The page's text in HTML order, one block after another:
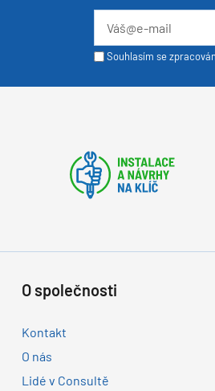
Souhlasím se
O společnosti
Kontakt
O nás
Lidé v Consultě